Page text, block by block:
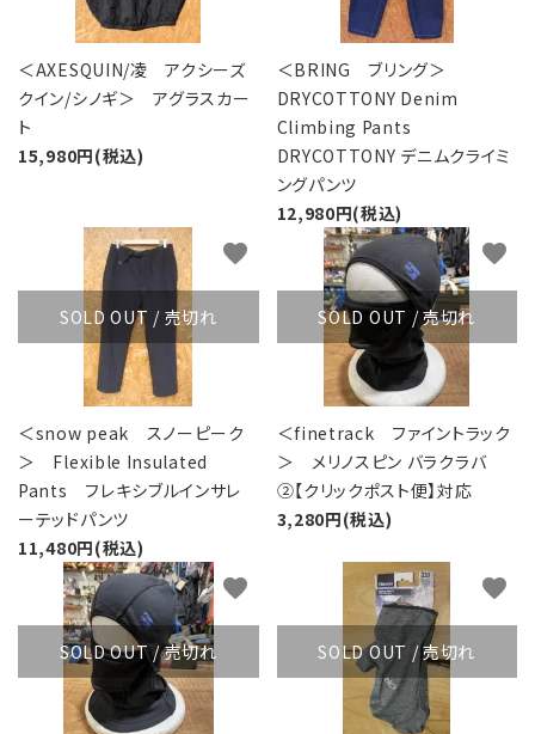
＜AXESQUIN/凌 アクシーズ
クイン/シノギ＞ アグラスカー
ト
15,980円(税込)
＜BRING ブリング＞
DRYCOTTONY Denim
Climbing Pants
DRYCOTTONY デニムクライミ
ングパンツ
12,980円(税込)
SOLD OUT / 売切れ
＜snow peak スノーピーク
＞ Flexible Insulated
Pants フレキシブルインサレ
ーテッドパンツ
11,480円(税込)
favorite
SOLD OUT / 売切れ
＜finetrack ファイントラック
＞ メリノスピン バラクラバ
②【クリックポスト便】対応
3,280円(税込)
favorite
SOLD OUT / 売切れ
favorite
SOLD OUT / 売切れ
favorite